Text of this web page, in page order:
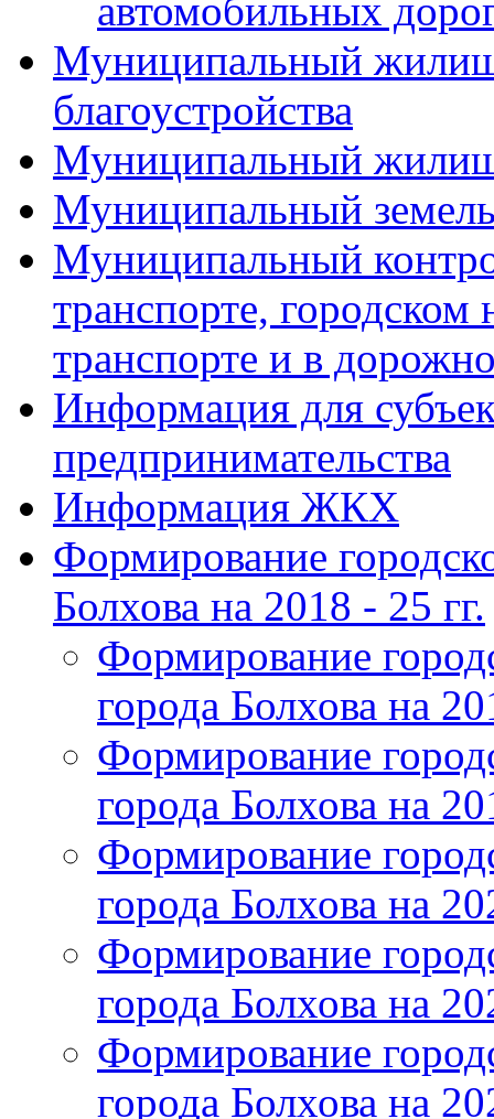
автомобильных
Муниципальный
благоустройства
Муниципальный
Муниципальный
Муниципальный
транспорте, городском
транспорте и в
Информация для
предпринимательства
Информация ЖКХ
Формирование
Болхова на 2018 - 25 гг.
Формирование
города Болхова на
Формирование
города Болхова на
Формирование
города Болхова на
Формирование
города Болхова на
Формирование
города Болхова на